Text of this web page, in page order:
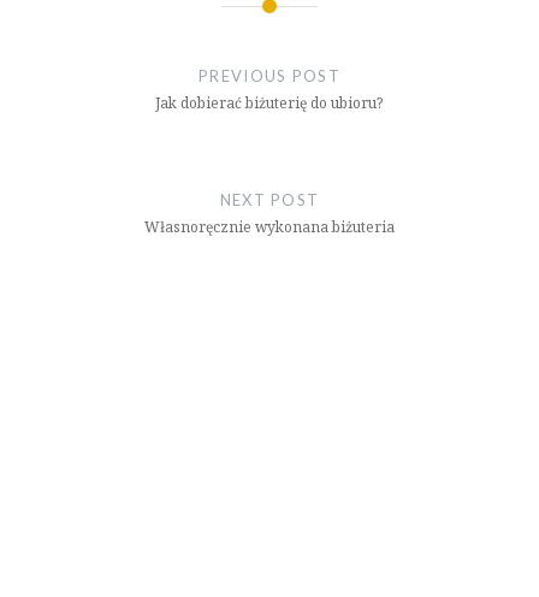
PREVIOUS POST
Jak dobierać biżuterię do ubioru?
NEXT POST
Własnoręcznie wykonana biżuteria